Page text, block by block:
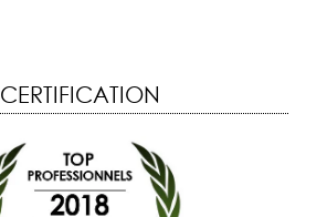
CERTIFICATION